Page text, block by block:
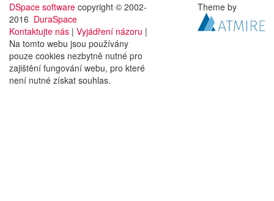
DSpace software copyright © 2002-
2016 DuraSpace
Kontaktujte nás | Vyjádření názoru |
Na tomto webu jsou používány
pouze cookies nezbytně nutné pro
zajištění fungování webu, pro které
není nutné získat souhlas.
Theme by